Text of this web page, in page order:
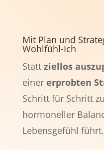
Mit Plan und
Wohlfühl-Ich
Statt ziellos
einer erprobten
Schritt für Schritt
hormoneller
Lebensgefühl führt.